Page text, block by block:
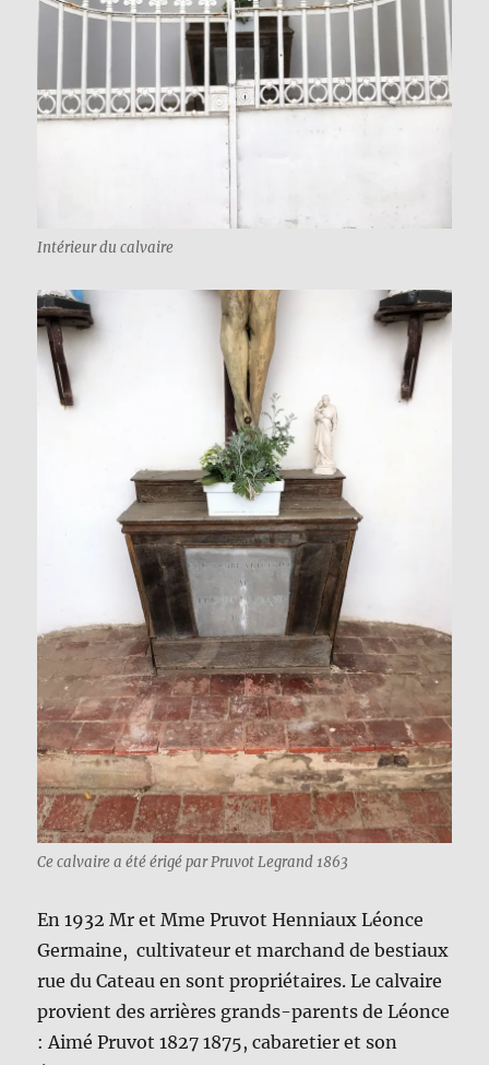
Intérieur du calvaire
Ce calvaire a été érigé par Pruvot Legrand 1863
En 1932 Mr et Mme Pruvot Henniaux Léonce
Germaine, cultivateur et marchand de bestiaux
rue du Cateau en sont propriétaires. Le calvaire
provient des arrières grands-parents de Léonce
: Aimé Pruvot 1827 1875, cabaretier et son